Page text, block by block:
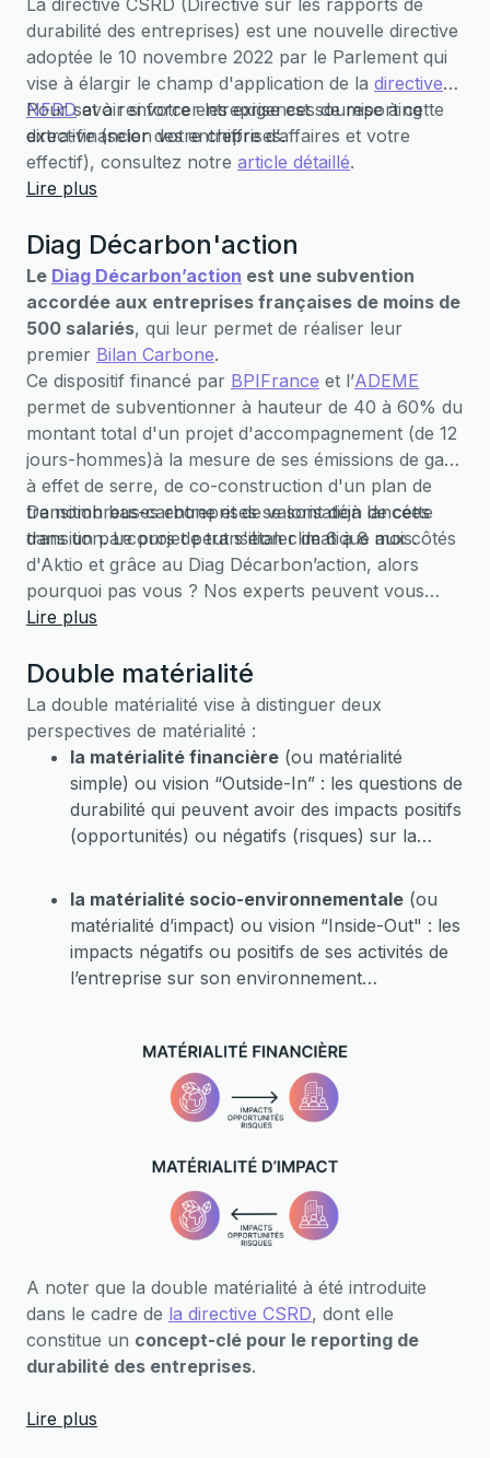
“contribution à la neutralité carbone globale”
plutôt que de “compensation”.
La directive CSRD (Directive sur les rapports de
durabilité des entreprises) est une nouvelle directive
adoptée le 10 novembre 2022 par le Parlement qui
vise à élargir le champ d'application de la directive
NFRDet à renforcer les exigences de reporting
extra-financier des entreprises.
Pour savoir si votre entreprise est soumise à cette
directive (selon votre chiffre d’affaires et votre
effectif), consultez notre article détaillé.
Lire plus
Diag Décarbon'action
Le Diag Décarbon’action est une subvention
accordée aux entreprises françaises de moins de
500 salariés, qui leur permet de réaliser leur
premier Bilan Carbone.
Ce dispositif financé par BPIFrance et l’ADEME
permet de subventionner à hauteur de 40 à 60% du
montant total d'un projet d'accompagnement (de 12
jours-hommes)à la mesure de ses émissions de gaz
à effet de serre, de co-construction d'un plan de
transition bas-carbone et de valorisation de cette
transition. Le projet peut s'étaler de 6 à 8 mois.
De nombreuses entreprises se sont déjà lancées
dans un parcours de transition climatique aux côtés
d'Aktio et grâce au Diag Décarbon’action, alors
pourquoi pas vous ? Nos experts peuvent vous
aider àfaire une simulation
Lire plus
Double matérialité
La double matérialité vise à distinguer deux
perspectives de matérialité :
la matérialité financière (ou matérialité
simple) ou vision “Outside-In” : les questions de
durabilité qui peuvent avoir des impacts positifs
(opportunités) ou négatifs (risques) sur la
la matérialité socio-environnementale (ou
matérialité d’impact) ou vision “Inside-Out" : les
impacts négatifs ou positifs de ses activités de
l’entreprise sur son environnement
A noter que la double matérialité à été introduite
dans le cadre de la directive CSRD, dont elle
constitue un concept-clé pour le reporting de
durabilité des entreprises.
Lire plus